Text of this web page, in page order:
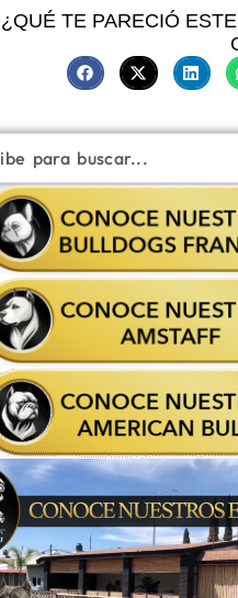
¿QUÉ TE PARECIÓ